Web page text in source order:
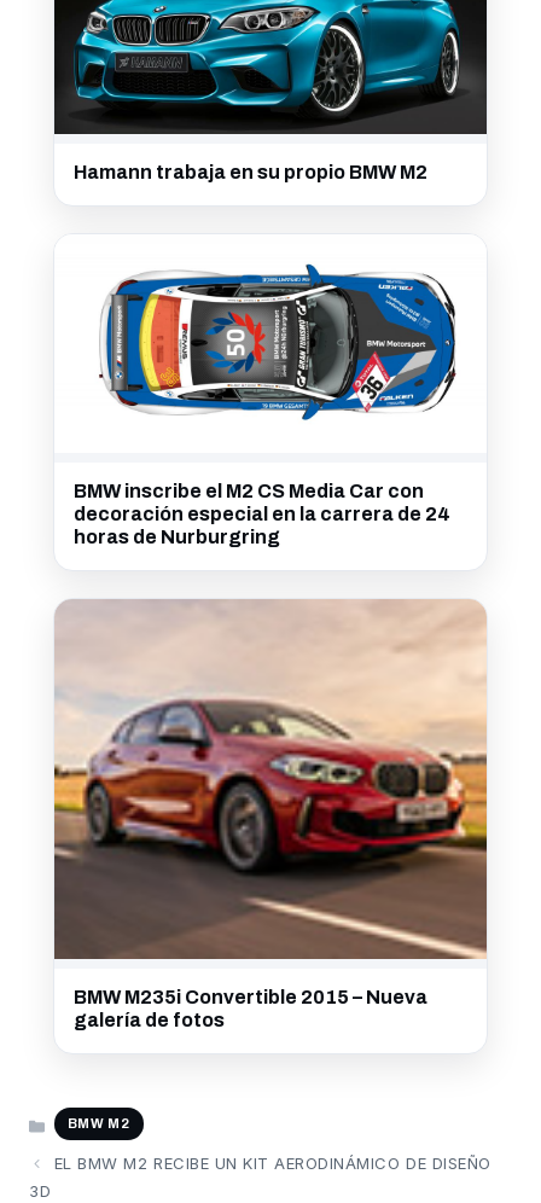
Hamann trabaja en su propio BMW M2
BMW inscribe el M2 CS Media Car con
decoración especial en la carrera de 24
horas de Nurburgring
BMW M235i Convertible 2015 – Nueva
galería de fotos
CATEGORÍAS
BMW M2
EL BMW M2 RECIBE UN KIT AERODINÁMICO DE DISEÑO
3D